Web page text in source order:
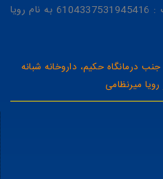
شماره کارت جهت خرید محصولات : 6104337531945416 به نام رویا
درمانگاه حکیم، داروخانه شبانه
میرنظامی